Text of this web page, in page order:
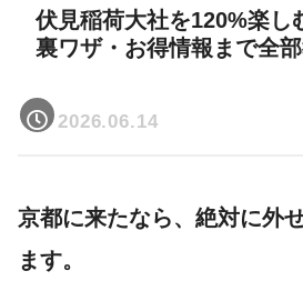
伏見稲荷大社を120%楽し
裏ワザ・お得情報まで全
2026.06.14
京都に来たなら、絶対に外
ます。